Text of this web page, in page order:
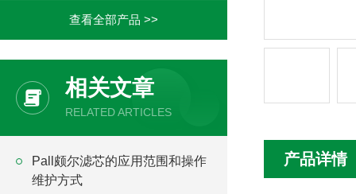
查看全部产品 >>
相关文章
RELATED ARTICLES
Pall颇尔滤芯的应用范围和操作
维护方式
产品详情